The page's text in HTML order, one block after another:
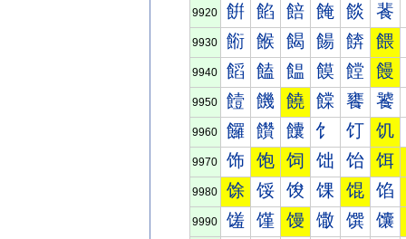
9920 餠 餡 餢 餣 餤 餥
9930 餰 餱 餲 餳 餴 餵
9940 饀 饁 饂 饃 饄 饅
9950 饐 饑 饒 饓 饔 饕
9960 饠 饡 饢 饣 饤 饥
9970 饰 饱 饲 饳 饴 饵
9980 馀 馁 馂 馃 馄 馅
9990 馐 馑 馒 馓 馔 馕